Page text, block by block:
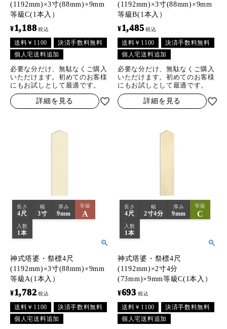
(1192mm)×3寸(88mm)×9mm
等級C(1本入）
¥1,188 税込
送料￥1100
決済手数料無料
個人宅送料追加
必要な分だけ、無駄なくご購入
いただけます。初めてのお客様
にもお試しとして最適です。
詳細を見る
(1192mm)×3寸(88mm)×9mm
等級B(1本入）
¥1,485 税込
送料￥1100
決済手数料無料
個人宅送料追加
必要な分だけ、無駄なくご購入
いただけます。初めてのお客様
にもお試しとして最適です。
詳細を見る
長さ
4尺
幅
3寸
厚み
9mm
等級
A
入数
1本
神式塔婆・祭標4尺
(1192mm)×3寸(88mm)×9mm
等級A(1本入）
¥1,782 税込
送料￥1100
決済手数料無料
個人宅送料追加
長さ
4尺
幅
2寸4分
厚み
9mm
等級
C
入数
1本
神式塔婆・祭標4尺
(1192mm)×2寸4分
(73mm)×9mm等級C(1本入）
¥693 税込
送料￥1100
決済手数料無料
個人宅送料追加